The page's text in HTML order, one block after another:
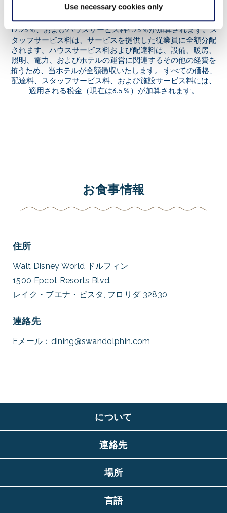
Use necessary cookies only
運営費用：お会計には、配達料6ドル、スタッフサービス料
17.25％、およびハウスサービス料4.75％が加算されます。ス
タッフサービス料は、サービスを提供した従業員に全額分配
されます。ハウスサービス料および配達料は、設備、暖房、
照明、電力、およびホテルの運営に関連するその他の経費を
賄うため、当ホテルが全額徴収いたします。 すべての価格、
配達料、スタッフサービス料、および施設サービス料には、
適用される税金（現在は6.5％）が加算されます。
お食事情報
住所
Walt Disney World ドルフィン
1500 Epcot Resorts Blvd.
レイク・ブエナ・ビスタ, フロリダ 32830
連絡先
Eメール： dining@swandolphin.com
について
連絡先
場所
言語